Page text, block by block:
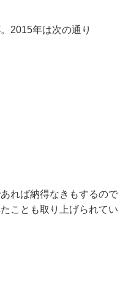
2015年は次の通り
れば納得なきもするので
ことも取り上げられてい